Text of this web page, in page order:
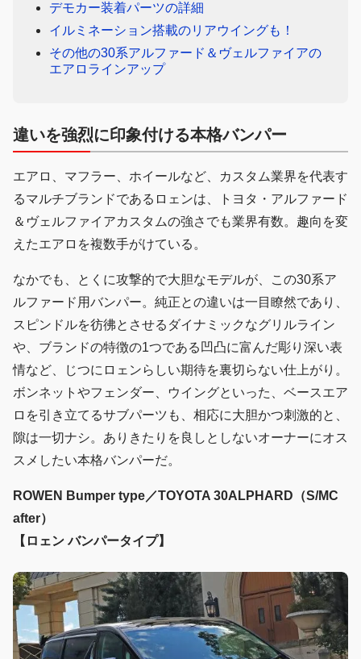
デモカー装着パーツの詳細
イルミネーション搭載のリアウイングも！
その他の30系アルファード＆ヴェルファイアの
エアロラインアップ
違いを強烈に印象付ける本格バンパー
エアロ、マフラー、ホイールなど、カスタム業界を代表す
るマルチブランドであるロェンは、トヨタ・アルファード
＆ヴェルファイアカスタムの強さでも業界有数。趣向を変
えたエアロを複数手がけている。
なかでも、とくに攻撃的で大胆なモデルが、この30系ア
ルファード用バンパー。純正との違いは一目瞭然であり、
スピンドルを彷彿とさせるダイナミックなグリルライン
や、ブランドの特徴の1つである凹凸に富んだ彫り深い表
情など、じつにロェンらしい期待を裏切らない仕上がり。
ボンネットやフェンダー、ウイングといった、ベースエア
ロを引き立てるサブパーツも、相応に大胆かつ刺激的と、
隙は一切ナシ。ありきたりを良しとしないオーナーにオス
スメしたい本格バンパーだ。
ROWEN Bumper type／TOYOTA 30ALPHARD（S/MC
after）
【ロェン バンパータイプ】